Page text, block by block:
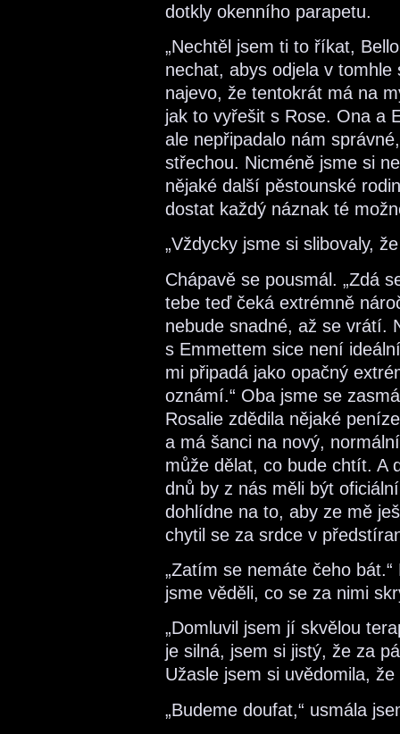
dotkly okenního parapetu.
„Nechtěl jsem ti to říkat,
nechat, abys odjela v tomhle
najevo, že tentokrát má na
jak to vyřešit s Rose. Ona a
ale nepřipadalo nám
střechou. Nicméně jsme si
nějaké další pěstounské
dostat každý náznak té
„Vždycky jsme si slibovaly,
Chápavě se pousmál. „Zdá
tebe teď čeká extrémně
nebude snadné, až se vrátí.
s Emmettem sice není
mi připadá jako opačný
oznámí.“ Oba jsme se
Rosalie zdědila nějaké
a má šanci na nový,
může dělat, co bude chtít. A
dnů by z nás měli být
dohlídne na to, aby ze mě
chytil se za srdce v
„Zatím se nemáte čeho
jsme věděli, co se za nimi
„Domluvil jsem jí skvělou
je silná, jsem si jistý, že za
Užasle jsem si uvědomila,
„Budeme doufat,“ usmála